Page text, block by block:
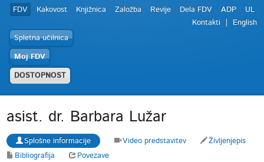
FDV Kakovost Knjižnica Založba Revije Dela FDV ADP
UL
Kontakti
English
Spletna učilnica
Moj FDV
DOSTOPNOST
asist. dr. Barbara Lužar
Splošne informacije Video predstavitev
Življenjepis
Bibliografija
Povezave